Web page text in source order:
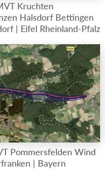
Kruchten
Halsdorf Bettingen
| Eifel Rheinland-Pfalz
Pommersfelden Wind
| Bayern